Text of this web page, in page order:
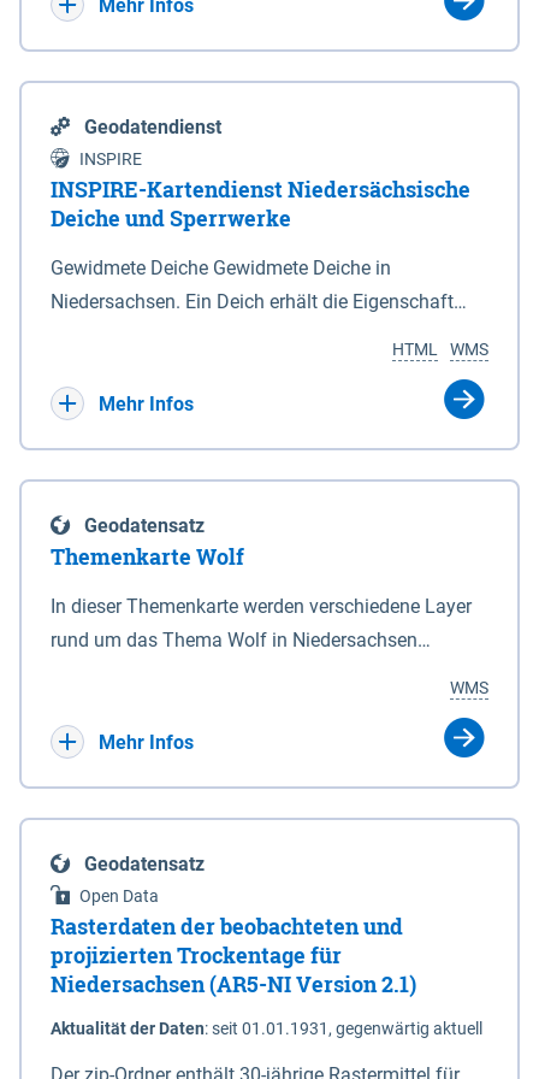
Mehr Infos
Geodatendienst
INSPIRE
INSPIRE-Kartendienst Niedersächsische
Deiche und Sperrwerke
Gewidmete Deiche Gewidmete Deiche in
Niedersachsen. Ein Deich erhält die Eigenschaft
Deichbehörde durch Verordnung ausspricht. Für
enthalten. Sperrwerke Sperrwerke sind Bauwerke
mit Sperrvorrichtungen in Tidegewässern, die dem
Schutz eines Gebietes vor erhöhten Tiden, vor allem
vor Sturmfluten, zu dienen bestimmt sind (§2 Abs.3
Eigenschaft eines Sperrwerkes durch Widmung, die
die Deichbehörde durch Verordnung ausspricht.
WMS
HTML
Mehr Infos
Geodatensatz
Themenkarte Wolf
In dieser Themenkarte werden verschiedene Layer
rund um das Thema Wolf in Niedersachsen
sowie Status der bestehenden Wolfsterritorien im
laufenden Monitoringjahr.
WMS
Mehr Infos
Geodatensatz
Open Data
Rasterdaten der beobachteten und
projizierten Trockentage für
Niedersachsen (AR5-NI Version 2.1)
Aktualität der Daten:seit 01.01.1931, gegenwärtig aktuell